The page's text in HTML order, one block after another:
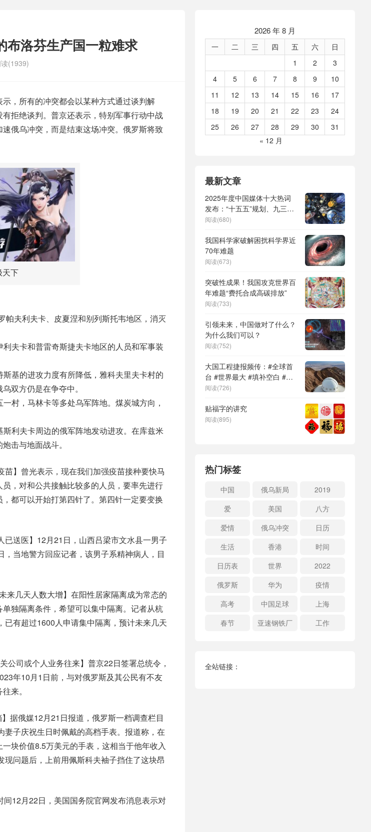
布洛芬生产国一粒难求
(1939)
，所有的冲突都会以某种方式通过谈判解
拒绝谈判。普京还表示，特别军事行动中战
俄乌冲突，而是结束这场冲突。俄罗斯将致
天下
帕夫利夫卡、皮夏涅和别列斯托韦地区，消灭
夫卡和普雷奇斯捷夫卡地区的人员和军事装
基的进攻力度有所降低，雅科夫里夫卡村的
双方仍是在争夺中。
村，马林卡等多处乌军阵地。煤炭城方向，
利夫卡周边的俄军阵地发动进攻。在库兹米
击与地面战斗。
苗】曾光表示，现在我们加强疫苗接种要快马
，对和公共接触比较多的人员，要率先进行
都可以开始打第四针了。第四针一定要变换
已送医】12月21日，山西吕梁市文水县一男子
当地警方回应记者，该男子系精神病人，目
来几天人数大增】在阳性居家隔离成为常态的
独隔离条件，希望可以集中隔离。记者从杭
有超过1600人申请集中隔离，预计未来几天
公司或个人业务往来】普京22日签署总统令，
年10月1日前，与对俄罗斯及其公民有不友
来。
】据俄媒12月21日报道，俄罗斯一档调查栏目
子庆祝生日时佩戴的高档手表。报道称，在
块价值8.5万美元的手表，这相当于他年收入
现问题后，上前用佩斯科夫袖子挡住了这块昂
间12月22日，美国国务院官网发布消息表示对
2026 年 8 月
一 二 三 四 五 六
日
1
2
3
4
5 6 7 8 9
10
11
12 13 14 15 16
17
18
19 20 21 22 23
24
25
26 27 28 29 30
31
« 12 月
最新文章
2025年度中国媒体十大热词
发布：“十五五”规划、九三阅
兵、全球治理倡议、
形机器人、苏超、票根经济、
育儿补贴、科学素养、网络生
态治理
阅读(680)
我国科学家破解困扰科学界近
70年难题
阅读(673)
突破性成果！我国攻克世界百
年难题“费托合成高碳排放”
阅读(733)
引领未来，中国做对了什么？
为什么我们可以？
阅读(752)
大国工程捷报频传：#全球首
台 #世界最大 #填补空白 #突
破关键节点
阅读(726)
贴福字的讲究
阅读(895)
热门标签
中国 俄乌新局
2019
爱
美国
八方
爱情
俄乌冲突
日历
生活
香港
时间
日历表
世界
2022
俄罗斯
华为
疫情
高考
中国足球
上海
春节
亚速钢铁厂 工作
全站链接：